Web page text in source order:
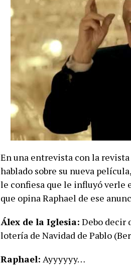
En una entrevista con la
hablado sobre su nueva
le confiesa que le influyó verle
que opina Raphael de ese
Álex de la Iglesia: Debo decir
lotería de Navidad de Pablo
Raphael: Ayyyyyy…